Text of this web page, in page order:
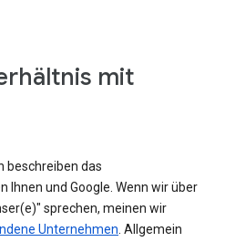
mit
beschreiben das
Ihnen und Google. Wenn wir über
sprechen, meinen wir
Unternehmen . Allgemein